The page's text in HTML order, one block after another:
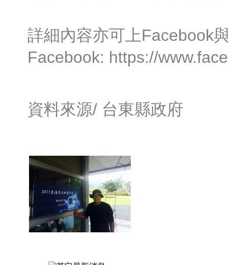
詳細內容亦可上Facebook
Facebook: https://
資料來源/ 台東縣政府